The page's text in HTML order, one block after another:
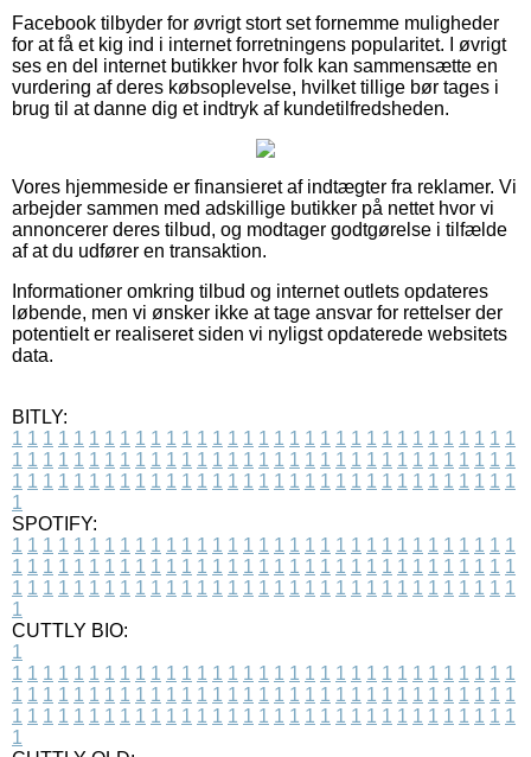
Facebook tilbyder for øvrigt stort set fornemme muligheder
for at få et kig ind i internet forretningens popularitet. I øvrigt
ses en del internet butikker hvor folk kan sammensætte en
vurdering af deres købsoplevelse, hvilket tillige bør tages i
brug til at danne dig et indtryk af kundetilfredsheden.
Vores hjemmeside er finansieret af indtægter fra reklamer. Vi
arbejder sammen med adskillige butikker på nettet hvor vi
annoncerer deres tilbud, og modtager godtgørelse i tilfælde
af at du udfører en transaktion.
Informationer omkring tilbud og internet outlets opdateres
løbende, men vi ønsker ikke at tage ansvar for rettelser der
potentielt er realiseret siden vi nyligst opdaterede websitets
data.
BITLY:
1 1 1 1 1 1 1 1 1 1 1 1 1 1 1 1 1 1 1 1 1 1 1 1 1 1 1 1 1 1 1 1 1
1 1 1 1 1 1 1 1 1 1 1 1 1 1 1 1 1 1 1 1 1 1 1 1 1 1 1 1 1 1 1 1 1
1 1 1 1 1 1 1 1 1 1 1 1 1 1 1 1 1 1 1 1 1 1 1 1 1 1 1 1 1 1 1 1 1
1
SPOTIFY:
1 1 1 1 1 1 1 1 1 1 1 1 1 1 1 1 1 1 1 1 1 1 1 1 1 1 1 1 1 1 1 1 1
1 1 1 1 1 1 1 1 1 1 1 1 1 1 1 1 1 1 1 1 1 1 1 1 1 1 1 1 1 1 1 1 1
1 1 1 1 1 1 1 1 1 1 1 1 1 1 1 1 1 1 1 1 1 1 1 1 1 1 1 1 1 1 1 1 1
1
CUTTLY BIO:
1
1 1 1 1 1 1 1 1 1 1 1 1 1 1 1 1 1 1 1 1 1 1 1 1 1 1 1 1 1 1 1 1 1
1 1 1 1 1 1 1 1 1 1 1 1 1 1 1 1 1 1 1 1 1 1 1 1 1 1 1 1 1 1 1 1 1
1 1 1 1 1 1 1 1 1 1 1 1 1 1 1 1 1 1 1 1 1 1 1 1 1 1 1 1 1 1 1 1 1
1